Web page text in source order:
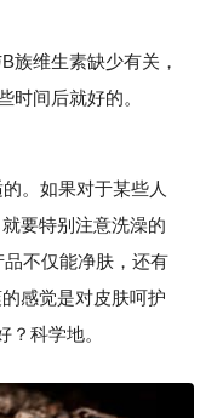
维生素缺少有关，
时间后就好的。
。如果对于某些人
要特别注意洗澡的
不仅能净肤，还有
感觉是对皮肤呵护
科学地。